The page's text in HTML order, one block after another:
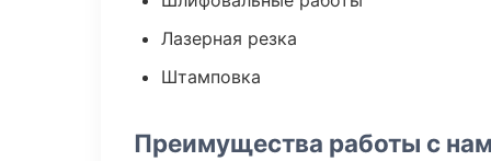
Лазерная резка
Штамповка
Преимущества работы с